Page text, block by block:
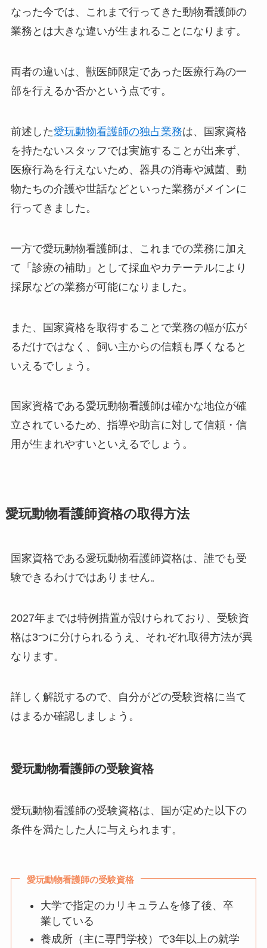
なった今では、これまで行ってきた動物看護師の
業務とは大きな違いが生まれることになります。
両者の違いは、獣医師限定であった医療行為の一
部を行えるか否かという点です。
前述した愛玩動物看護師の独占業務は、国家資格
を持たないスタッフでは実施することが出来ず、
医療行為を行えないため、器具の消毒や滅菌、動
物たちの介護や世話などといった業務がメインに
行ってきました。
一方で愛玩動物看護師は、これまでの業務に加え
て「診療の補助」として採血やカテーテルにより
採尿などの業務が可能になりました。
また、国家資格を取得することで業務の幅が広が
るだけではなく、飼い主からの信頼も厚くなると
いえるでしょう。
国家資格である愛玩動物看護師は確かな地位が確
立されているため、指導や助言に対して信頼・信
用が生まれやすいといえるでしょう。
愛玩動物看護師資格の取得方法
国家資格である愛玩動物看護師資格は、誰でも受
験できるわけではありません。
2027年までは特例措置が設けられており、受験資
格は3つに分けられるうえ、それぞれ取得方法が異
なります。
詳しく解説するので、自分がどの受験資格に当て
はまるか確認しましょう。
愛玩動物看護師の受験資格
愛玩動物看護師の受験資格は、国が定めた以下の
条件を満たした人に与えられます。
愛玩動物看護師の受験資格
大学で指定のカリキュラムを修了後、卒
業している
養成所（主に専門学校）で3年以上の就学